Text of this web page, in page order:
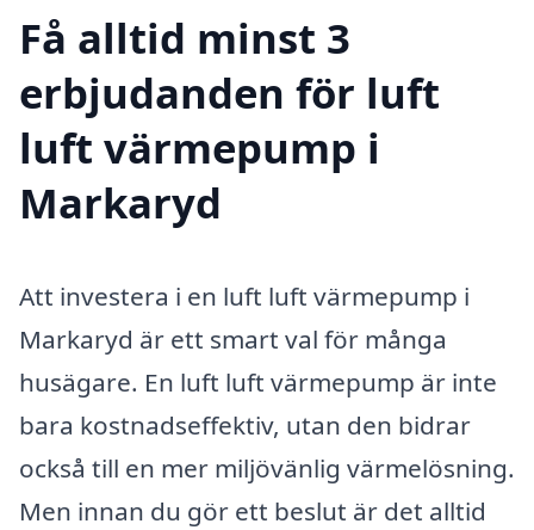
Få alltid minst 3
erbjudanden för luft
luft värmepump i
Markaryd
Att investera i en luft luft värmepump i
Markaryd är ett smart val för många
husägare. En luft luft värmepump är inte
bara kostnadseffektiv, utan den bidrar
också till en mer miljövänlig värmelösning.
Men innan du gör ett beslut är det alltid